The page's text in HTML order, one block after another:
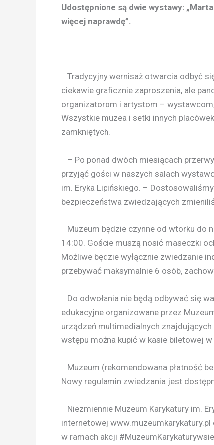
Udostępnione są dwie wystawy:
więcej naprawdę”.
Tradycyjny wernisaż otwarcia odbyć
ciekawie graficznie zaproszenia, ale
organizatorom i artystom –
Wszystkie muzea i setki innych
zamkniętych.
– Po ponad dwóch miesiącach
przyjąć gości w naszych salach
im. Eryka Lipińskiego. –
bezpieczeństwa zwiedzających
Muzeum będzie czynne od wtorku do
14:00. Goście muszą nosić maseczki
Możliwe będzie wyłącznie zwiedzanie
przebywać maksymalnie 6 osób,
Do odwołania nie będą odbywać się
edukacyjne organizowane przez
urządzeń multimedialnych
wstępu można kupić w kasie biletowej w
Muzeum (rekomendowana płatność
Nowy regulamin zwiedzania jest
Niezmiennie Muzeum Karykatury im.
internetowej www.muzeumkarykatury.pl
w ramach akcji